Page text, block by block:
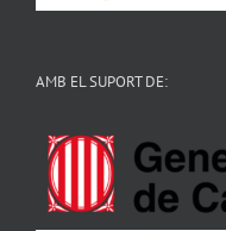
AMB EL SUPORT DE: